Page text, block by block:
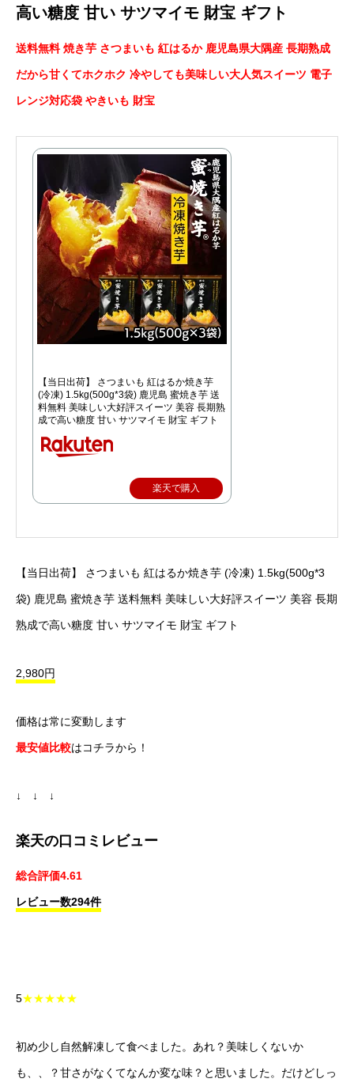
高い糖度 甘い サツマイモ 財宝 ギフト
送料無料 焼き芋 さつまいも 紅はるか 鹿児島県大隅産 長期熟成
だから甘くてホクホク 冷やしても美味しい大人気スイーツ 電子
レンジ対応袋 やきいも 財宝
【当日出荷】 さつまいも 紅はるか焼き芋
(冷凍) 1.5kg(500g*3袋) 鹿児島 蜜焼き芋 送
料無料 美味しい大好評スイーツ 美容 長期熟
成で高い糖度 甘い サツマイモ 財宝 ギフト
楽天で購入
【当日出荷】 さつまいも 紅はるか焼き芋 (冷凍) 1.5kg(500g*3
袋) 鹿児島 蜜焼き芋 送料無料 美味しい大好評スイーツ 美容 長期
熟成で高い糖度 甘い サツマイモ 財宝 ギフト
2,980円
価格は常に変動します
最安値比較はコチラから！
↓ ↓ ↓
楽天の口コミレビュー
総合評価4.61
レビュー数294件
5★★★★★
初め少し自然解凍して食べました。あれ？美味しくないか
も、、？甘さがなくてなんか変な味？と思いました。だけどしっ